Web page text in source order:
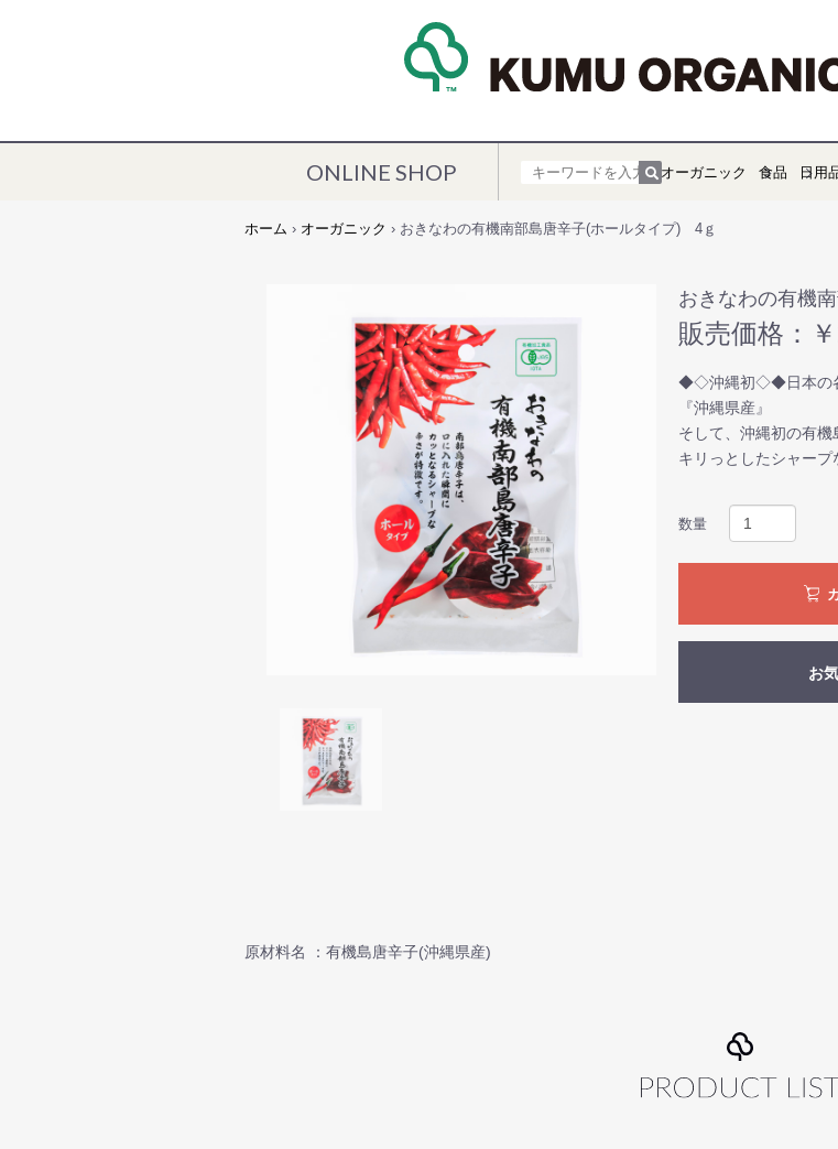
ONLINE SHOP オーガニック 食品 日用
ホーム › オーガニック › おきなわの有機南部島唐辛子(ホールタイプ) 4ｇ
おきなわの有機
販売価格：￥
◆◇沖縄初◇◆日本の各
『沖縄県産』
そして、沖縄初の有機
キリっとしたシャープ
数量
お
原材料名 ：有機島唐辛子(沖縄県産)